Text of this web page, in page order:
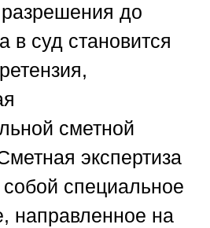
до
в суд становится
сметной
экспертиза
собой специальное
направленное на